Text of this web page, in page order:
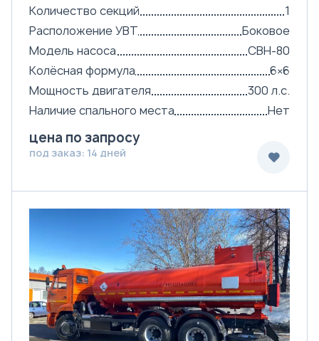
Количество секций
1
Расположение УВТ
Боковое
Модель насоса
СВН-80
Колёсная формула
6×6
Мощность двигателя
300 л.с.
Наличие спального места
Нет
цена по запросу
под заказ: 14 дней